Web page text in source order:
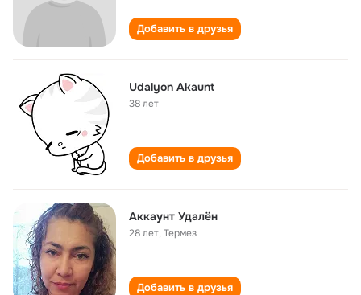
Добавить в друзья
Udalyon Akaunt
38 лет
Добавить в друзья
Аккаунт Удалён
28 лет,Термез
Добавить в друзья